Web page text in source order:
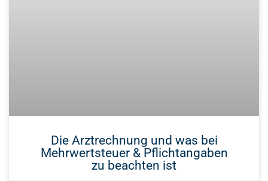
Die Arztrechnung und was bei
Mehrwertsteuer & Pflichtangaben
zu beachten ist